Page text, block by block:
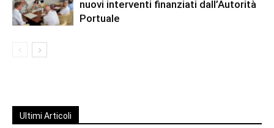
nuovi interventi finanziati dall’Autorità
Portuale
Ultimi Articoli